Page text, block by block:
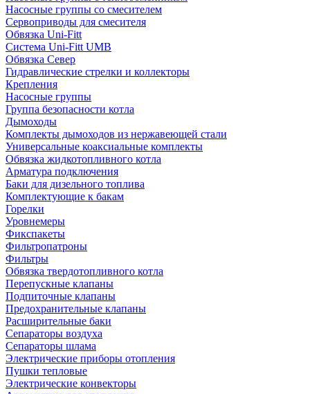
Насосные группы со смесителем
Сервоприводы для смесителя
Обвязка Uni-Fitt
Система Uni-Fitt UMB
Обвязка Север
Гидравлические стрелки и коллекторы
Крепления
Насосные группы
Группа безопасности котла
Дымоходы
Комплекты дымоходов из нержавеющей стали
Универсальные коаксиальные комплекты
Обвязка жидкотопливного котла
Арматура подключения
Баки для дизельного топлива
Комплектующие к бакам
Горелки
Уровнемеры
Фикспакеты
Фильтропатроны
Фильтры
Обвязка твердотопливного котла
Перепускные клапаны
Подпиточные клапаны
Предохранительные клапаны
Расширительные баки
Сепараторы воздуха
Сепараторы шлама
Электрические приборы отопления
Пушки тепловые
Электрические конвекторы